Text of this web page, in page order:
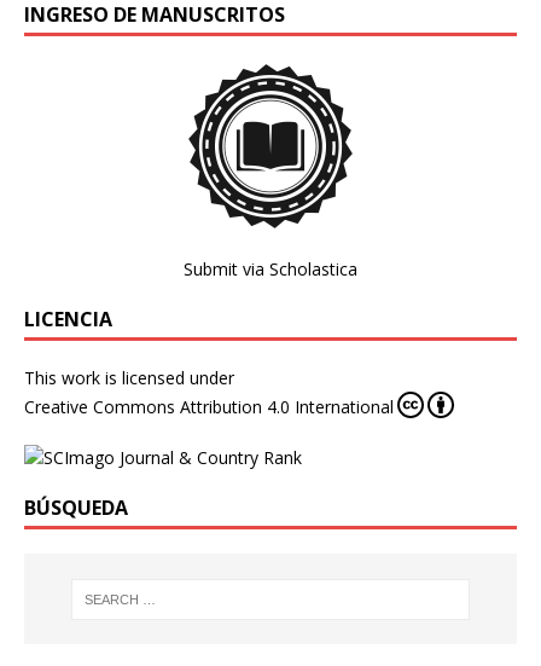
INGRESO DE MANUSCRITOS
Submit via Scholastica
LICENCIA
This work is licensed under
Creative Commons Attribution 4.0 International
BÚSQUEDA